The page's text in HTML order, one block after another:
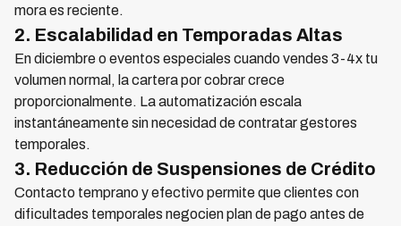
mora es reciente.
2. Escalabilidad en Temporadas Altas
En diciembre o eventos especiales cuando vendes 3-4x tu
volumen normal, la cartera por cobrar crece
proporcionalmente. La automatización escala
instantáneamente sin necesidad de contratar gestores
temporales.
3. Reducción de Suspensiones de Crédito
Contacto temprano y efectivo permite que clientes con
dificultades temporales negocien plan de pago antes de